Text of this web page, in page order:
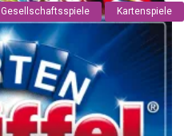
Gesellschaftsspiele Kartenspiele